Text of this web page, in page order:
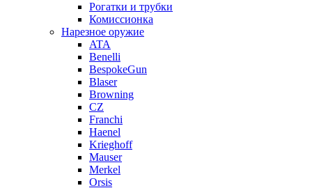
Рогатки и трубки
Комиссионка
Нарезное оружие
ATA
Benelli
BespokeGun
Blaser
Browning
CZ
Franchi
Haenel
Krieghoff
Mauser
Merkel
Orsis